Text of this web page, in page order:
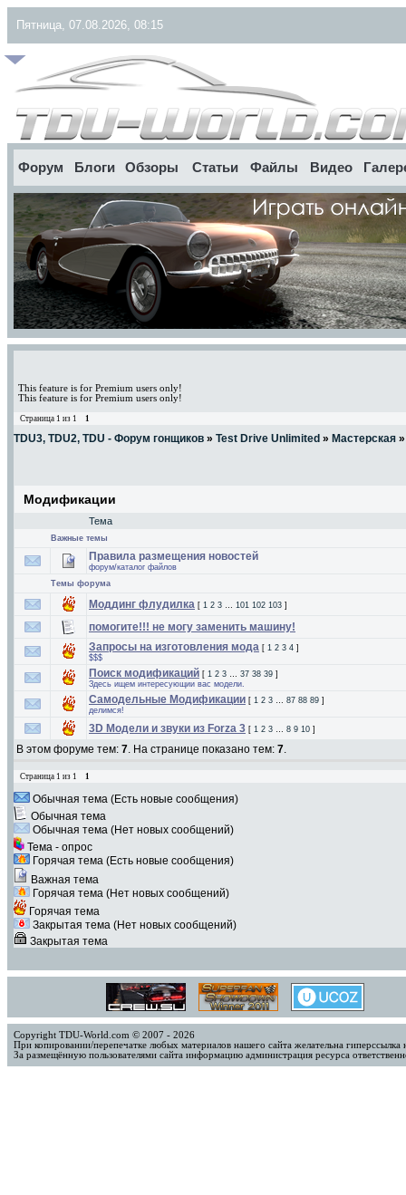
Пятница, 07.08.2026, 08:15
Форум Блоги Обзоры Статьи Файлы Видео
This feature is for Premium users only!
This feature is for Premium users only!
Страница 1 из 1 1
TDU3, TDU2, TDU - Форум гонщиков » Test Drive Unlimited » Мастерская »
Модификации
Тема
Важные темы
Правила размещения новостей
форум/каталог файлов
Темы форума
Моддинг флудилка [ 1 2 3 … 101 102 103 ]
помогите!!! не могу заменить машину!
Запросы на изготовления мода [ 1 2 3 4 ]
$$$
Поиск модификаций [ 1 2 3 … 37 38 39 ]
Здесь ищем интересующии вас модели.
Самодельные Модификации [ 1 2 3 … 87 88 89 ]
делимся!
3D Модели и звуки из Forza 3 [ 1 2 3 … 8 9 10 ]
В этом форуме тем: 7. На странице показано тем: 7.
Страница 1 из 1 1
Обычная тема (Есть новые сообщения)
Обычная тема
Обычная тема (Нет новых сообщений)
Тема - опрос
Горячая тема (Есть новые сообщения)
Важная тема
Горячая тема (Нет новых сообщений)
Горячая тема
Закрытая тема (Нет новых сообщений)
Закрытая тема
Copyright TDU-World.com © 2007 - 2026
При копировании/перепечатке любых материалов нашего сайта желательна
За размещённую пользователями сайта информацию администрация ресурса